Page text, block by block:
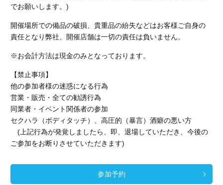
でお願いします。)
開催場所での備品の破損、貴重品の紛失などはお客様ご自身の
責任となり弊社、開催店舗は一切の責任は負いません。
※お会計方法は現金のみとなっております。
【禁止事項】
他の参加者様の迷惑になる行為
営業・販売・全ての勧誘行為
同業者・イベント関係者の参加
セクハラ（ボディタッチ）、高圧的（暴言）酒癖の悪い方
(上記行為が発覚しましたら、即、退場していただき、今後の
ご参加をお断りさせていただきます)
参加予約